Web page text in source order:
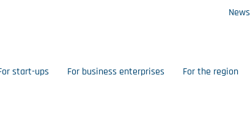
News
start-ups For business enterprises For the region